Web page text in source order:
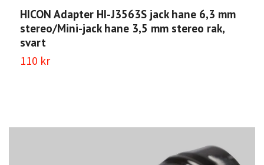
HICON Adapter HI-J3563S jack hane 6,3 mm
stereo/Mini-jack hane 3,5 mm stereo rak,
svart
110 kr